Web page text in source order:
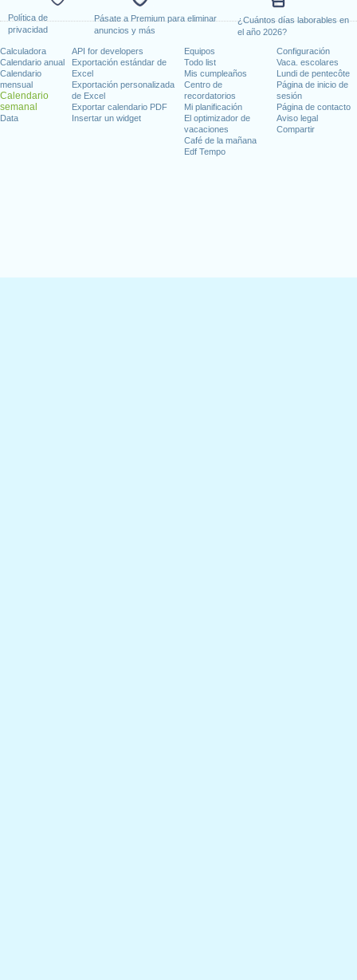
Política de
privacidad
Pásate a Premium para eliminar
anuncios y más
¿Cuántos días laborables en
el año 2026?
Calculadora
Calendario anual
Calendario
mensual
Calendario
semanal
Data
API for developers
Exportación estándar de
Excel
Exportación personalizada
de Excel
Exportar calendario PDF
Insertar un widget
Equipos
Todo list
Mis cumpleaños
Centro de
recordatorios
Mi planificación
El optimizador de
vacaciones
Café de la mañana
Edf Tempo
Configuración
Vaca. escolares
Lundi de pentecôte
Página de inicio de
sesión
Página de contacto
Aviso legal
Compartir